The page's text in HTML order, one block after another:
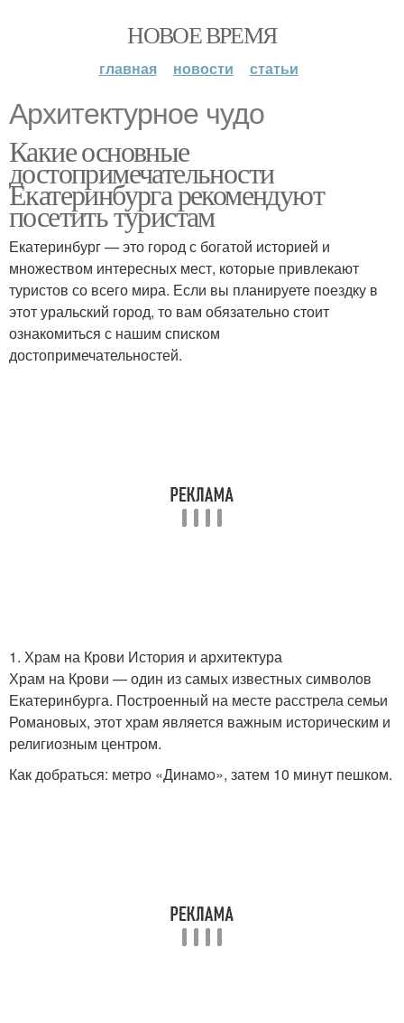
НОВОЕ ВРЕМЯ
главная новости статьи
Архитектурное чудо
Какие основные
достопримечательности
Екатеринбурга рекомендуют
посетить туристам
Екатеринбург — это город с богатой историей и
множеством интересных мест, которые привлекают
туристов со всего мира. Если вы планируете поездку в
этот уральский город, то вам обязательно стоит
ознакомиться с нашим списком
достопримечательностей.
1. Храм на Крови История и архитектура
Храм на Крови — один из самых известных символов
Екатеринбурга. Построенный на месте расстрела семьи
Романовых, этот храм является важным историческим и
религиозным центром.
Как добраться: метро «Динамо», затем 10 минут пешком.